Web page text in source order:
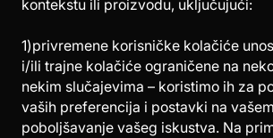
kontekstu ili proizvodu, uključujući:
1)privremene korisničke kolačiće
i/ili trajne kolačiće ograničene na
nekim slučajevima – koristimo ih za
vaših preferencija i postavki na
poboljšavanje vašeg iskustva. Na